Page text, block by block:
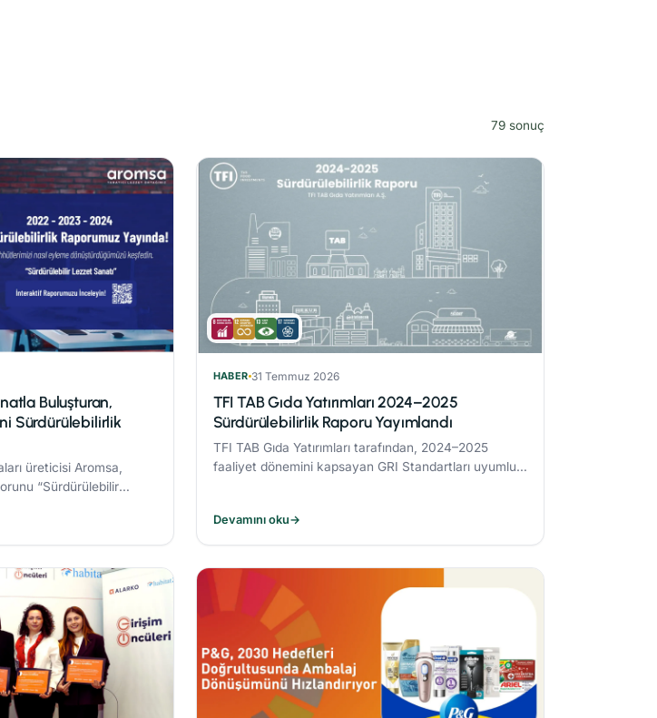
79 sonuç
Buluşturan,
Sürdürülebilirlik
üreticisi Aromsa,
“Sürdürülebilir
HABER 31 Temmuz 2026
TFI TAB Gıda Yatırımları 2024–2025
Sürdürülebilirlik Raporu Yayımlandı
TFI TAB Gıda Yatırımları tarafından, 2024–2025
faaliyet dönemini kapsayan GRI Standartları uyumlu
Devamını oku→